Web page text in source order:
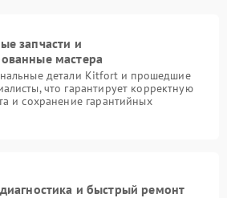
запчасти и
мастера
детали Kitfort и прошедшие
что гарантирует корректную
и сохранение гарантийных
и быстрый ремонт